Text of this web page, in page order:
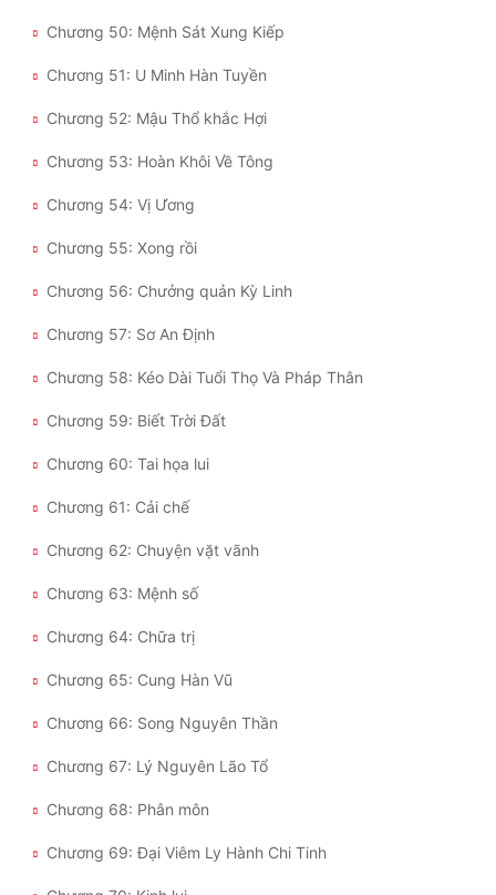
Chương 50: Mệnh Sát Xung Kiếp
Chương 51: U Minh Hàn Tuyền
Chương 52: Mậu Thổ khắc Hợi
Chương 53: Hoàn Khôi Về Tông
Chương 54: Vị Ương
Chương 55: Xong rồi
Chương 56: Chưởng quản Kỳ Linh
Chương 57: Sơ An Định
Chương 58: Kéo Dài Tuổi Thọ Và Pháp Thân
Chương 59: Biết Trời Đất
Chương 60: Tai họa lui
Chương 61: Cải chế
Chương 62: Chuyện vặt vãnh
Chương 63: Mệnh số
Chương 64: Chữa trị
Chương 65: Cung Hàn Vũ
Chương 66: Song Nguyên Thần
Chương 67: Lý Nguyên Lão Tổ
Chương 68: Phân môn
Chương 69: Đại Viêm Ly Hành Chi Tinh